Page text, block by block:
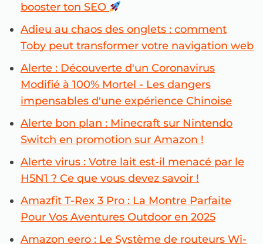
booster ton SEO
Adieu au chaos des onglets : comment
Toby peut transformer votre navigation web
Alerte : Découverte d'un Coronavirus
Modifié à 100% Mortel - Les dangers
impensables d'une expérience Chinoise
Alerte bon plan : Minecraft sur Nintendo
Switch en promotion sur Amazon !
Alerte virus : Votre lait est-il menacé par le
H5N1 ? Ce que vous devez savoir !
Amazfit T-Rex 3 Pro : La Montre Parfaite
Pour Vos Aventures Outdoor en 2025
Amazon eero : Le Système de routeurs Wi-